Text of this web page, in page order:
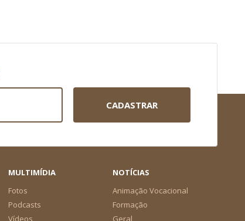
CADASTRAR
MULTIMÍDIA
Fotos
Podcasts
Vídeos
NOTÍCIAS
Animação Vocacional
Formação
Geral